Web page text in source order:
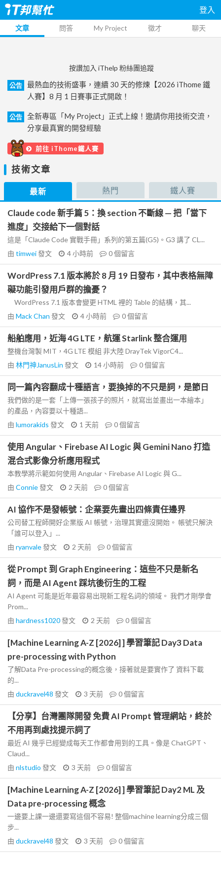
登入
文章 問答 My Project 徵才 聊天
按讚加入 iThelp 粉絲團追蹤
公告
最熱血的技術盛事，連續 30 天的修煉【2026 iThome 鐵
人賽】8 月 1 日賽事正式開啟！
公告
全新專區「My Project」正式上線！邀請你用技術交流，
分享最真實的開發經驗
前往 iThome鐵人賽
技術文章
最新 熱門 鐵人賽
Claude code 新手篇 5：換 section 不斷線 — 把「當下
進度」交接給下一個對話
這是「Claude Code 實戰手冊」系列的第五篇(G5)。G3 講了 CL...
由 timwei發文 4 小時前 0個留言
WordPress 7.1 版本將於 8 月 19 日發布，其中表格無障
礙功能引發用戶群的擔憂？
WordPress 7.1 版本會變更 HTML 裡的 Table 的結構，其...
由 Mack Chan 發文 4 小時前 0個留言
船舶應用，近海 4G LTE，航運 Starlink 整合運用
整機台灣製 MIT，4G LTE 模組 非大陸 DrayTek VigorC4...
由 林門神JanusLin 發文 14 小時前 0個留言
同一篇內容翻成十種語言，要換掉的不只是詞，是節日
我們做的是一套「上傳一張孩子的照片，就寫出並畫出一本繪本」
的產品，內容要以十種語...
由 lumorakids 發文 1 天前 0個留言
使用 Angular、Firebase AI Logic 與 Gemini Nano 打造
混合式影像分析應用程式
本教學將示範如何使用 Angular、Firebase AI Logic 與 G...
由 Connie發文 2 天前 0個留言
AI 協作不是發帳號：企業要先畫出四條責任邊界
公司替工程師開好企業版 AI 帳號，治理其實還沒開始。 帳號只解決
「誰可以登入」...
由 ryanvale發文 2 天前 0個留言
從 Prompt 到 Graph Engineering：這些不只是新名
詞，而是 AI Agent 踩坑後衍生的工程
AI Agent 可能是近年最容易出現新工程名詞的領域。 我們才剛學會
Prom...
由 hardness1020發文 2 天前 0個留言
[Machine Learning A-Z [2026] ] 學習筆記 Day3 Data
pre-processing with Python
了解Data Pre-processing的概念後，接著就是要實作了 資料下載
的...
由 duckravel48 發文 3 天前 0個留言
【分享】台灣團隊開發 免費 AI Prompt 管理網站，終於
不用再到處找提示詞了
最近 AI 幾乎已經變成每天工作都會用到的工具。像是 ChatGPT、
Claud...
由 nlstudio 發文 3 天前 0個留言
[Machine Learning A-Z [2026] ] 學習筆記 Day2 ML 及
Data pre-processing 概念
一邊要上課一邊還要寫這個不容易! 整個machine learning分成三個
步...
由 duckravel48 發文 3 天前 0個留言